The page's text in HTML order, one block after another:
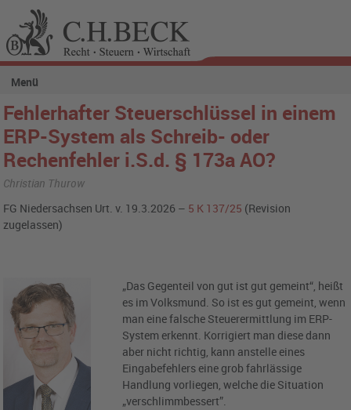
Menü
Fehlerhafter Steuerschlüssel in einem
ERP-System als Schreib- oder
Rechenfehler i.S.d. § 173a AO?
Christian Thurow
FG Niedersachsen Urt. v. 19.3.2026 – 5 K 137/25 (Revision
zugelassen)
„Das Gegenteil von gut ist gut gemeint“, heißt
es im Volksmund. So ist es gut gemeint, wenn
man eine falsche Steuerermittlung im ERP-
System erkennt. Korrigiert man diese dann
aber nicht richtig, kann anstelle eines
Eingabefehlers eine grob fahrlässige
Handlung vorliegen, welche die Situation
„verschlimmbessert”.